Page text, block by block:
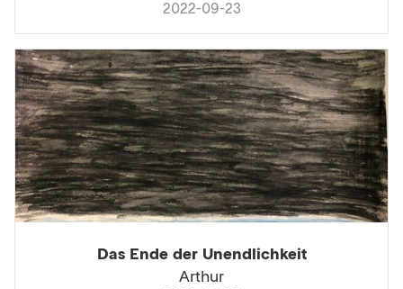
2022-09-23
Das Ende der Unendlichkeit
Arthur